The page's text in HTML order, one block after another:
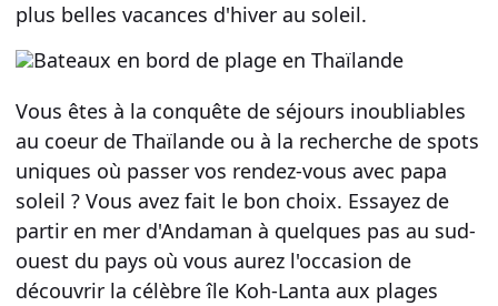
plus belles vacances d'hiver au soleil.
Vous êtes à la conquête de séjours inoubliables
au coeur de Thaïlandeou à la recherche de spots
uniques où passer vos rendez-vous avec papa
soleil ? Vous avez fait le bon choix. Essayez de
partir en mer d'Andaman à quelques pas au sud-
ouest du pays où vous aurez l'occasion de
découvrir la célèbre île Koh-Lanta aux plages